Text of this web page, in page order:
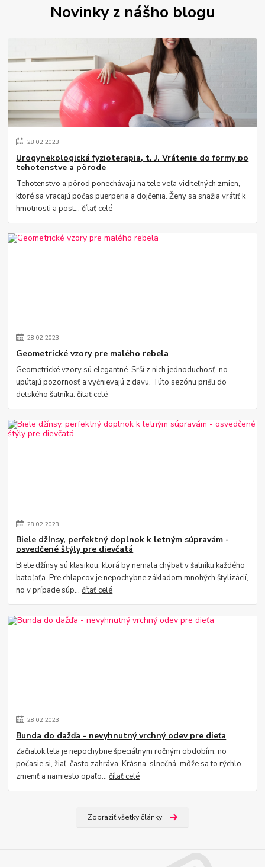
Novinky z nášho blogu
28.02.2023
Urogynekologická fyzioterapia, t. J. Vrátenie do formy po
tehotenstve a pôrode
Tehotenstvo a pôrod ponechávajú na tele veľa viditeľných zmien,
ktoré sa vracajú počas puerperia a dojčenia. Ženy sa snažia vrátiť k
hmotnosti a post...čítať celé
28.02.2023
Geometrické vzory pre malého rebela
Geometrické vzory sú elegantné. Srší z nich jednoduchosť, no
upútajú pozornosť a vyčnievajú z davu. Túto sezónu prišli do
detského šatníka.čítať celé
28.02.2023
Biele džínsy, perfektný doplnok k letným súpravám -
osvedčené štýly pre dievčatá
Biele džínsy sú klasikou, ktorá by nemala chýbať v šatníku každého
batoľaťa. Pre chlapcov je nepochybne základom mnohých štylizácií,
no v prípade súp...čítať celé
28.02.2023
Bunda do dažďa - nevyhnutný vrchný odev pre dieťa
Začiatok leta je nepochybne špeciálnym ročným obdobím, no
počasie si, žiaľ, často zahráva. Krásna, slnečná, môže sa to rýchlo
zmeniť a namiesto opaľo...čítať celé
Zobraziť všetky články